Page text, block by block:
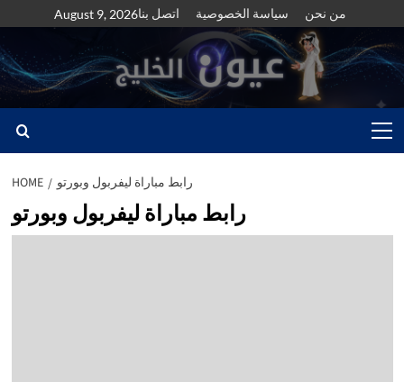
to
content
August 9, 2026اتصل بنا سياسة الخصوصية من نحن
Menu
HOME رابط مباراة ليفربول وبورتو
رابط مباراة ليفربول وبورتو